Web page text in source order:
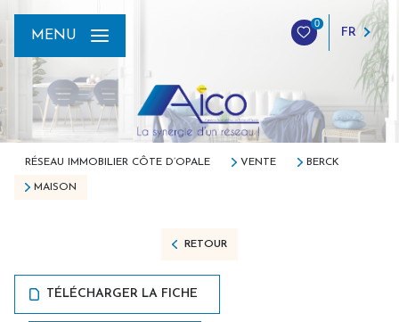
0
FR
MENU
RÉSEAU IMMOBILIER CÔTE D’OPALE VENTE BERCK
MAISON
RETOUR
TÉLÉCHARGER LA FICHE